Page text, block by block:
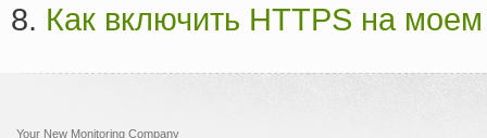
Как включить HTTPS на
Your New Monitoring Company